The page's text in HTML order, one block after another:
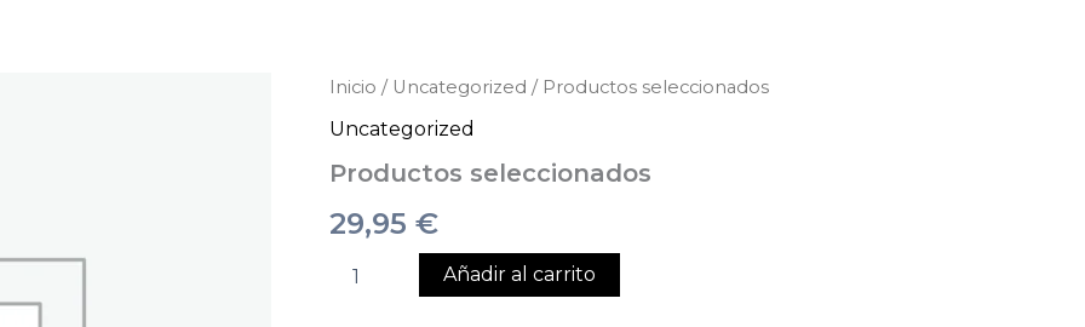
Inicio / Uncategorized / Productos seleccionados
Uncategorized
Productos seleccionados
29,95 €
Productos
cantidad
Añadir al carrito